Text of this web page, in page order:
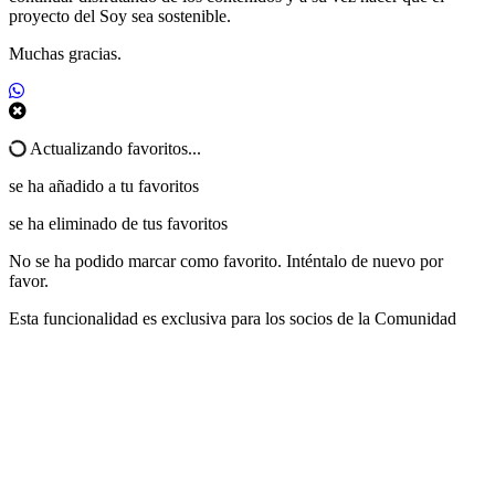
proyecto del Soy sea sostenible.
Muchas gracias.
Actualizando favoritos...
se ha añadido a tu favoritos
se ha eliminado de tus favoritos
No se ha podido marcar como favorito. Inténtalo de nuevo por
favor.
Esta funcionalidad es exclusiva para los socios de la Comunidad